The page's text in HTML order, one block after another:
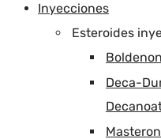
Inyecciones
Esteroides
Deca-